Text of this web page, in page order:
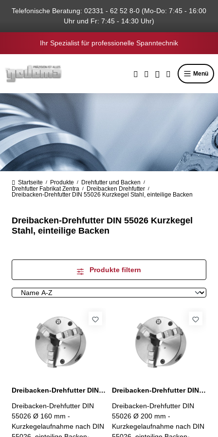
springen
Telefonische Beratung: 02331 - 62 52 8-0 (Mo-Do: 7:45 - 16:00
Uhr und Fr: 7:45 - 14:30 Uhr)
Ihr Spezialist für professionelle Spanntechnik
Menü
Startseite / Produkte / Drehfutter und Backen /
Drehfutter Fabrikat Zentra / Dreibacken Drehfutter /
Dreibacken-Drehfutter DIN 55026 Kurzkegel Stahl, einteilige Backen
Dreibacken-Drehfutter DIN 55026 Kurzkegel
Stahl, einteilige Backen
Produkte filtern
Dreibacken-Drehfutter DIN 55026 Ø 160 mm, KK 5
Dreibacken-Drehfutter DIN
55026 Ø 160 mm -
Kurzkegelaufnahme nach DIN
Dreibacken-Drehfutter DIN 55026 Ø 200 mm, KK 5
Dreibacken-Drehfutter DIN
55026 Ø 200 mm -
Kurzkegelaufnahme nach DIN